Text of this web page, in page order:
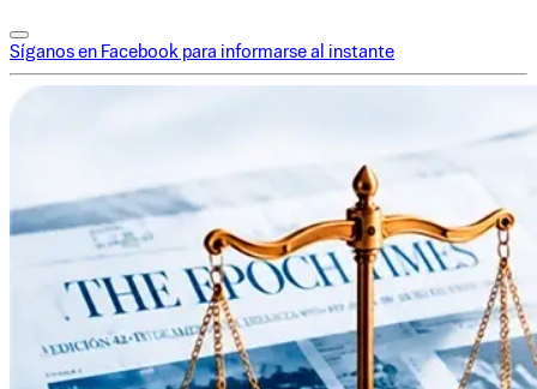
Síganos en Facebook para informarse al instante